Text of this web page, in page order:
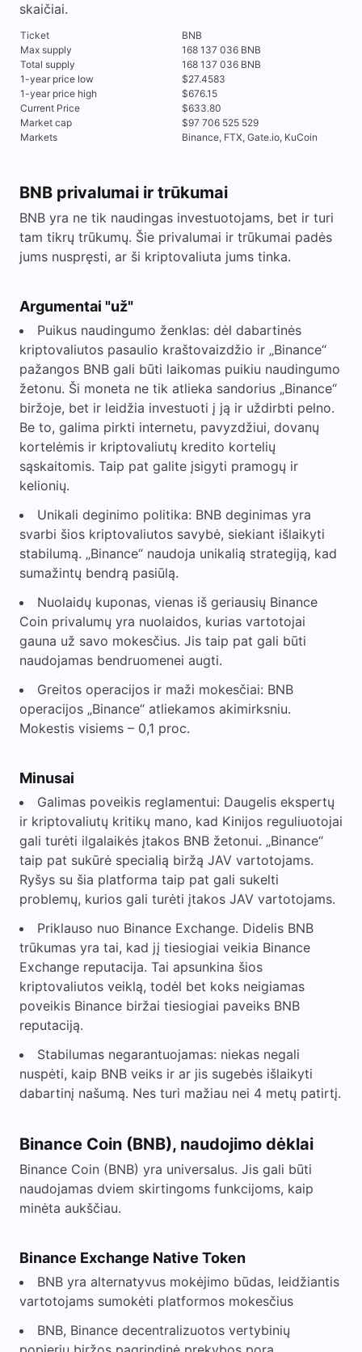
skaičiai.
Ticket
BNB
Max supply
168 137 036 BNB
Total supply
168 137 036 BNB
1-year price low
$27.4583
1-year price high
$676.15
Current Price
$633.80
Market cap
$97 706 525 529
Markets
Binance, FTX, Gate.io, KuCoin
BNB privalumai ir trūkumai
BNB yra ne tik naudingas investuotojams, bet ir turi
tam tikrų trūkumų. Šie privalumai ir trūkumai padės
jums nuspręsti, ar ši kriptovaliuta jums tinka.
Argumentai "už"
Puikus naudingumo ženklas: dėl dabartinės
kriptovaliutos pasaulio kraštovaizdžio ir „Binance“
pažangos BNB gali būti laikomas puikiu naudingumo
žetonu. Ši moneta ne tik atlieka sandorius „Binance“
biržoje, bet ir leidžia investuoti į ją ir uždirbti pelno.
Be to, galima pirkti internetu, pavyzdžiui, dovanų
kortelėmis ir kriptovaliutų kredito kortelių
sąskaitomis. Taip pat galite įsigyti pramogų ir
kelionių.
Unikali deginimo politika: BNB deginimas yra
svarbi šios kriptovaliutos savybė, siekiant išlaikyti
stabilumą. „Binance“ naudoja unikalią strategiją, kad
sumažintų bendrą pasiūlą.
Nuolaidų kuponas, vienas iš geriausių Binance
Coin privalumų yra nuolaidos, kurias vartotojai
gauna už savo mokesčius. Jis taip pat gali būti
naudojamas bendruomenei augti.
Greitos operacijos ir maži mokesčiai: BNB
operacijos „Binance“ atliekamos akimirksniu.
Mokestis visiems – 0,1 proc.
Minusai
Galimas poveikis reglamentui: Daugelis ekspertų
ir kriptovaliutų kritikų mano, kad Kinijos reguliuotojai
gali turėti ilgalaikės įtakos BNB žetonui. „Binance“
taip pat sukūrė specialią biržą JAV vartotojams.
Ryšys su šia platforma taip pat gali sukelti
problemų, kurios gali turėti įtakos JAV vartotojams.
Priklauso nuo Binance Exchange. Didelis BNB
trūkumas yra tai, kad jį tiesiogiai veikia Binance
Exchange reputacija. Tai apsunkina šios
kriptovaliutos veiklą, todėl bet koks neigiamas
poveikis Binance biržai tiesiogiai paveiks BNB
reputaciją.
Stabilumas negarantuojamas: niekas negali
nuspėti, kaip BNB veiks ir ar jis sugebės išlaikyti
dabartinį našumą. Nes turi mažiau nei 4 metų patirtį.
Binance Coin (BNB), naudojimo dėklai
Binance Coin (BNB) yra universalus. Jis gali būti
naudojamas dviem skirtingoms funkcijoms, kaip
minėta aukščiau.
Binance Exchange Native Token
BNB yra alternatyvus mokėjimo būdas, leidžiantis
vartotojams sumokėti platformos mokesčius
BNB, Binance decentralizuotos vertybinių